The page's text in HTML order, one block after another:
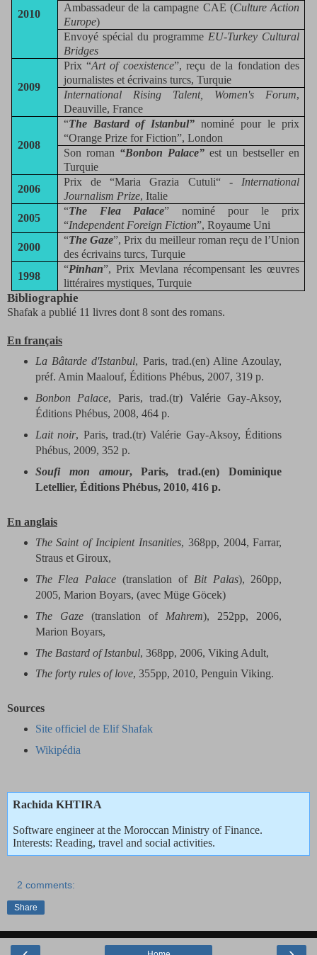
2010
Ambassadeur de la campagne CAE (Culture Action
Europe)
Envoyé spécial du programme EU-Turkey Cultural
Bridges
2009
Prix “Art of coexistence”, reçu de la fondation des
journalistes et écrivains turcs, Turquie
International Rising Talent, Women's Forum,
Deauville, France
2008
“The Bastard of Istanbul” nominé pour le prix
“Orange Prize for Fiction”, London
Son roman “Bonbon Palace”est un bestseller en
Turquie
2006
Prix de “Maria Grazia Cutuli“ - International
Journalism Prize, Italie
2005
“The Flea Palace” nominé pour le prix
“Independent Foreign Fiction”, Royaume Uni
2000
“The Gaze”, Prix du meilleur roman reçu de l’Union
des écrivains turcs, Turquie
1998
“Pinhan”, Prix Mevlana récompensant les œuvres
littéraires mystiques, Turquie
Bibliographie
Shafak a publié 11 livres dont 8 sont des romans.
En français
La Bâtarded'Istanbul, Paris, trad.(en) Aline Azoulay,
préf. Amin Maalouf, Éditions Phébus, 2007, 319 p.
Bonbon Palace, Paris, trad.(tr) Valérie Gay-Aksoy,
Éditions Phébus, 2008, 464 p.
Lait noir, Paris, trad.(tr) Valérie Gay-Aksoy, Éditions
Phébus, 2009, 352 p.
Soufi mon amour, Paris, trad.(en) Dominique
Letellier, Éditions Phébus, 2010, 416 p.
En anglais
The Saint of Incipient Insanities, 368pp, 2004, Farrar,
Straus et Giroux,
The Flea Palace (translation of Bit Palas), 260pp,
2005, Marion Boyars, (avec Müge Göcek)
The Gaze(translation of Mahrem), 252pp, 2006,
Marion Boyars,
The Bastard of Istanbul, 368pp, 2006, Viking Adult,
The forty rules of love, 355pp, 2010, Penguin Viking.
Sources
Site officiel de Elif Shafak
Wikipédia
Rachida KHTIRA
Software engineer at the Moroccan Ministry of Finance.
Interests: Reading, travel and social activities.
2 comments:
Share